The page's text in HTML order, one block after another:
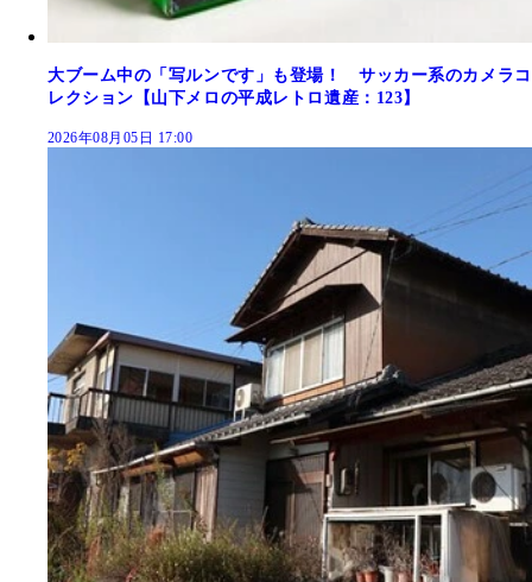
大ブーム中の「写ルンです」も登場！ サッカー系のカメラコ
レクション【山下メロの平成レトロ遺産：123】
2026年08月05日 17:00